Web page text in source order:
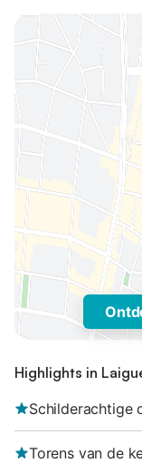
Highlights in
Schilderachtige
Torens van de